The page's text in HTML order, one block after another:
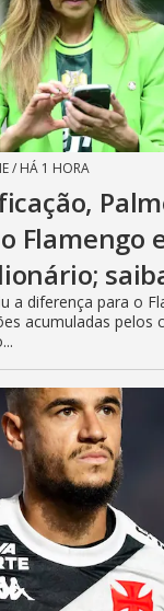
/ HÁ 1 HORA
Flamengo
a diferença para o
acumuladas pelos